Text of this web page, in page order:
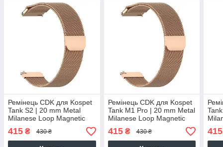
Ремінець CDK для Kospet
Tank S2 | 20 mm Metal
Milanese Loop Magnetic
(09649) (rose gold)
415 ₴ 430 ₴
Ремінець CDK для Kospet
Tank M1 Pro | 20 mm Metal
Milanese Loop Magnetic
(09649) (rose gold)
415₴ 430 ₴ 415